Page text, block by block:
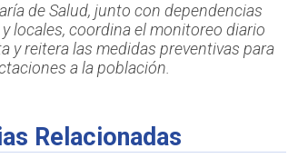
de Salud, junto con dependencias
locales, coordina el monitoreo diario
y reitera las medidas preventivas para
a la población.
Relacionadas